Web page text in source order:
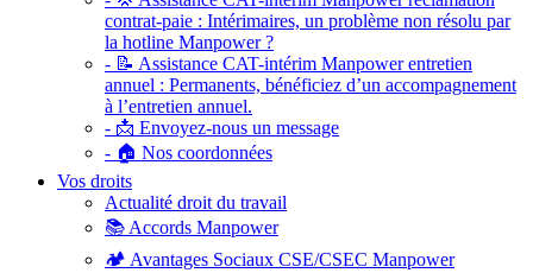
contrat-paie : Intérimaires, un problème non résolu par
la hotline Manpower ?
- 📝 Assistance CAT-intérim Manpower entretien
annuel : Permanents, bénéficiez d’un accompagnement
à l’entretien annuel.
- 📩 Envoyez-nous un message
- 🏠 Nos coordonnées
Vos droits
Actualité droit du travail
📚 Accords Manpower
🏕️ Avantages Sociaux CSE/CSEC Manpower